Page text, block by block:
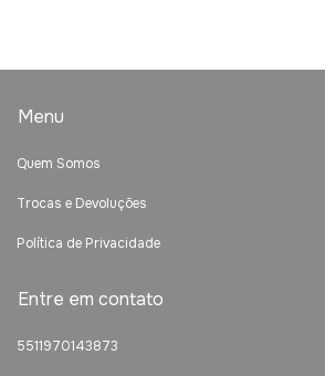
Menu
Quem Somos
Trocas e Devoluções
Política de Privacidade
Entre em contato
5511970143873